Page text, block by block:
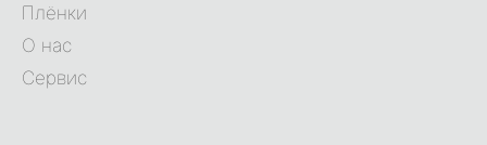
Плёнки
О нас
Сервис